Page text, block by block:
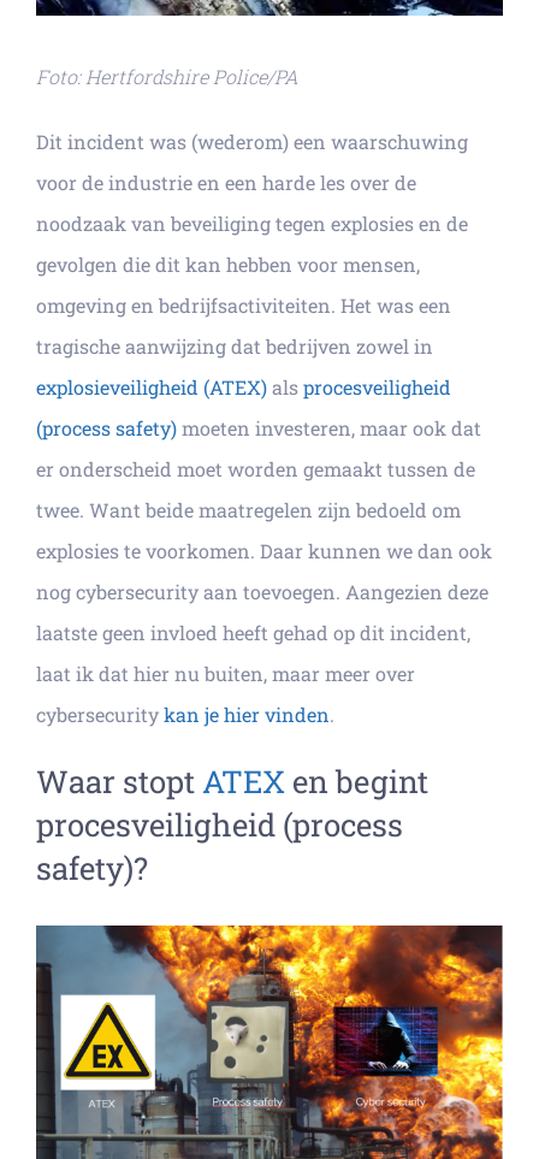
Foto: Hertfordshire Police/PA
Dit incident was (wederom) een waarschuwing
voor de industrie en een harde les over de
noodzaak van beveiliging tegen explosies en de
gevolgen die dit kan hebben voor mensen,
omgeving en bedrijfsactiviteiten. Het was een
tragische aanwijzing dat bedrijven zowel in
explosieveiligheid (ATEX)alsprocesveiligheid
(process safety)moeten investeren, maar ook dat
er onderscheid moet worden gemaakt tussen de
twee. Want beide maatregelen zijn bedoeld om
explosies te voorkomen. Daar kunnen we dan ook
nog cybersecurity aan toevoegen. Aangezien deze
laatste geen invloed heeft gehad op dit incident,
laat ik dat hier nu buiten, maar meer over
cybersecuritykan je hier vinden.
Waar stoptATEXen begint
procesveiligheid (process
safety)?